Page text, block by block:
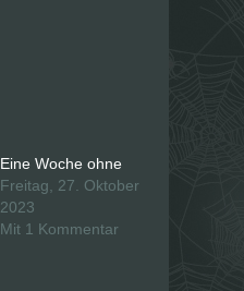
Eine Woche ohne
Freitag, 27. Oktober
2023
Mit 1 Kommentar